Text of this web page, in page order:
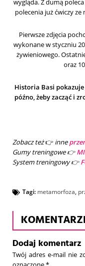
wygląda. Z dumą
polecenia już ćwiczy ze
Pierwsze zdjęcia
wykonane w styczniu
żywieniowego.
oraz
Historia Basi
późno, żeby zacząć i
Zobacz też👉 inne
Gumy treningowe 👉
System treningowy 👉
Tagi: metamorfoza,
Dodaj komentarz
Twój adres e-mail nie